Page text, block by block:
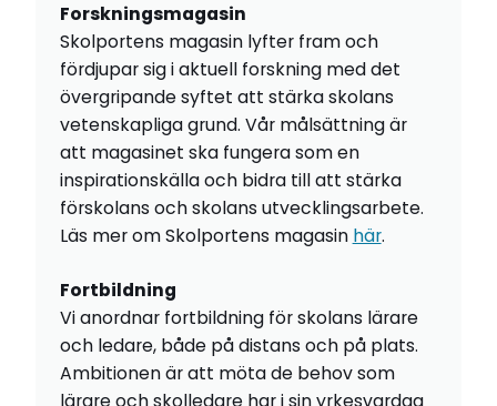
Forskningsmagasin
Skolportens magasin lyfter fram och
fördjupar sig i aktuell forskning med det
övergripande syftet att stärka skolans
vetenskapliga grund. Vår målsättning är
att magasinet ska fungera som en
inspirationskälla och bidra till att stärka
förskolans och skolans utvecklingsarbete.
Läs mer om Skolportens magasin här.
Fortbildning
Vi anordnar fortbildning för skolans lärare
och ledare, både på distans och på plats.
Ambitionen är att möta de behov som